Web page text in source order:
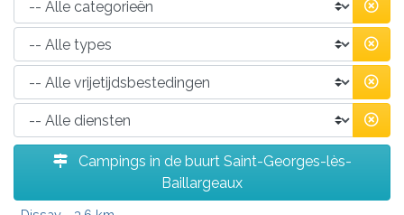
Campings in de buurt Saint-Georges-lès-
Baillargeaux